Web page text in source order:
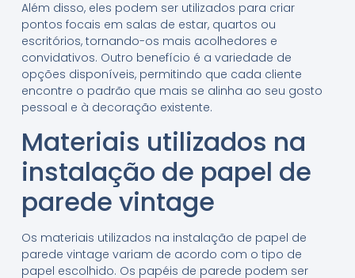
Além disso, eles podem ser utilizados para criar
pontos focais em salas de estar, quartos ou
escritórios, tornando-os mais acolhedores e
convidativos. Outro benefício é a variedade de
opções disponíveis, permitindo que cada cliente
encontre o padrão que mais se alinha ao seu gosto
pessoal e à decoração existente.
Materiais utilizados na
instalação de papel de
parede vintage
Os materiais utilizados na instalação de papel de
parede vintage variam de acordo com o tipo de
papel escolhido. Os papéis de parede podem ser